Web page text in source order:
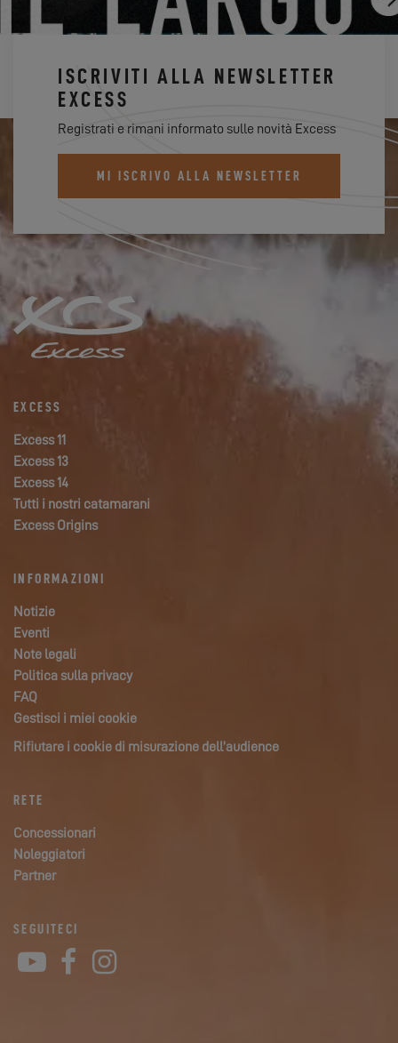
ISCRIVITI ALLA NEWSLETTER
EXCESS
Registrati e rimani informato sulle novità Excess
MI ISCRIVO ALLA NEWSLETTER
EXCESS
Excess 11
Excess 13
Excess 14
Tutti i nostri catamarani
Excess Origins
INFORMAZIONI
Notizie
Eventi
Note legali
Politica sulla privacy
FAQ
Gestisci i miei cookie
Rifiutare i cookie di misurazione dell’audience
RETE
Concessionari
Noleggiatori
Partner
SEGUITECI
YouTube
Facebook
Instagram